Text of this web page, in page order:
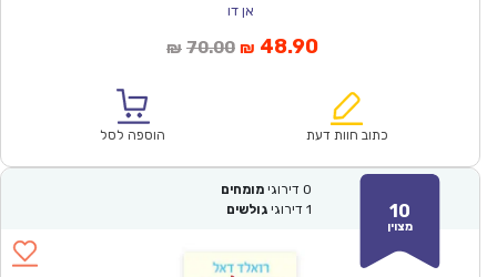
אן דו
₪ 70.00המחיר
₪70.00.
₪ 48.90המחיר
הוא:
כתוב חוות דעת הוספה לסל
10
מצוין
0 דירוגי מומחים
1 דירוגי גולשים